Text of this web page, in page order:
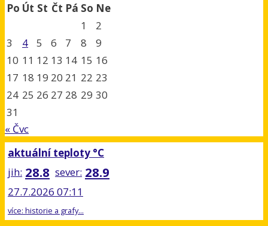
Po Út St Čt Pá So Ne
1
2
3
4 5 6 7 8
9
10 11 12 13 14 15 16
17 18 19 20 21 22 23
24 25 26 27 28 29 30
31
« Čvc
aktuální teploty °C
jih: 28.8 sever: 28.9
27.7.2026 07:11
více: historie a grafy...